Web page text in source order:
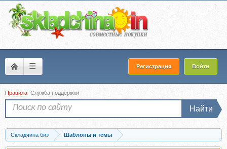
☰ Регистрация Войти
Правила Служба поддержки
Найти
Складчина биз
Шаблоны и темы
Скачать Мега-набор элементов веб-дизайна